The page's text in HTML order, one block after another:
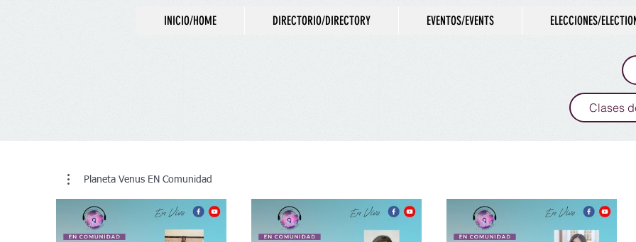
INICIO/HOME DIRECTORIO/DIRECTORY EVENTOS/EVENTS ELECCIONES/
Clases
Planeta Venus EN Comunidad